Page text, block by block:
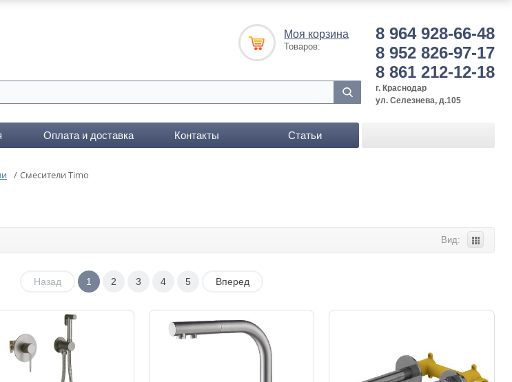
8 964 928-66-48
8 952 826-97-17
8 861 212-12-18
г. Краснодар
ул. Селезнева, д.105
Моя корзина
Товаров:
Оплата и доставка Контакты Статьи
/ Смесители Timo
Вид:
Назад 1 2 3 4 5 Вперед